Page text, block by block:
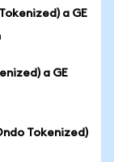
a GE
a GE
Tokenized)